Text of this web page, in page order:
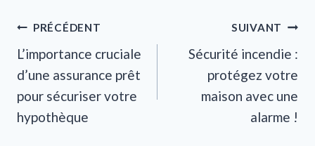
Navigation
de
l’article
PRÉCÉDENT
L’importance cruciale
d’une assurance prêt
pour sécuriser votre
hypothèque
SUIVANT
Sécurité incendie :
protégez votre
maison avec une
alarme !